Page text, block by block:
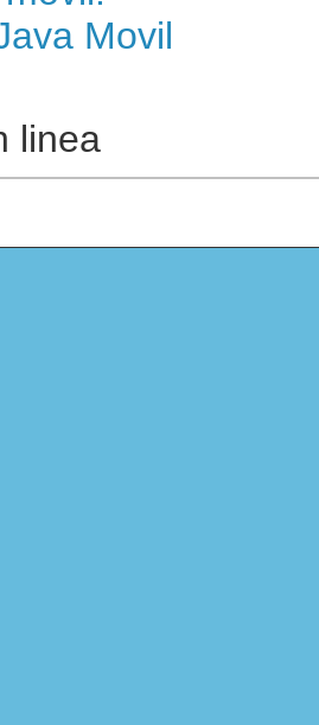
Movil
linea